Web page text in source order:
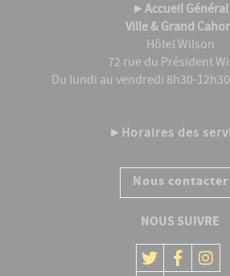
►Accueil Général
Ville & Grand
Hôtel Wilson
72 rue du Président
Du lundi au vendredi 8h30-
► Horaires des
Nous contacter
NOUS SUIVRE